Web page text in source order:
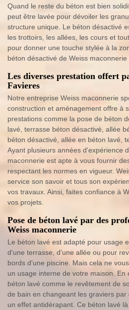
Quand le reste du béton est bien
peut être lavée pour dévoiler les
structure unique. Le béton désactivé
les trottoirs, les allées, les cours et
pour donner une touche stylée à la
béton désactivé de Weiss
Les diverses prestation offert
Favieres
Notre entreprise Weiss maconnerie
construction et aménagement offre à
prestations comme la pose de béton
lavé, terrasse béton désactivé, allée
béton désactivé, allée en béton lavé,
Ayant plusieurs années d'expérience
maconnerie est apte à vous fournir
respectant les normes en vigueur.
service son savoir et tous son
vos travaux. Ainsi, faites confiance à
vos projets.
Pose de béton lavé par des
Weiss maconnerie
Le béton lavé est adapté pour usage
d'une terrasse, d'une allée ou pour
bords d'une piscine. Mais cela ne
un usage interne de votre maison. En
béton lavé comme le revêtement de
de bain en changeant les graviers
un effet antidérapant. Ce béton lavé